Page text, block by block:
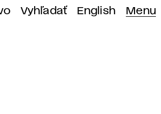
Vyhľadať English Menu